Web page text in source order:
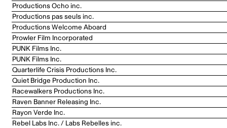
Productions Ocho inc.
Productions pas seuls inc.
Productions Welcome Aboard
Prowler Film Incorporated
PUNK Films Inc.
PUNK Films Inc.
Quarterlife Crisis Productions Inc.
Quiet Bridge Production Inc.
Racewalkers Productions Inc.
Raven Banner Releasing Inc.
Rayon Verde Inc.
Rebel Labs Inc. / Labs Rebelles inc.